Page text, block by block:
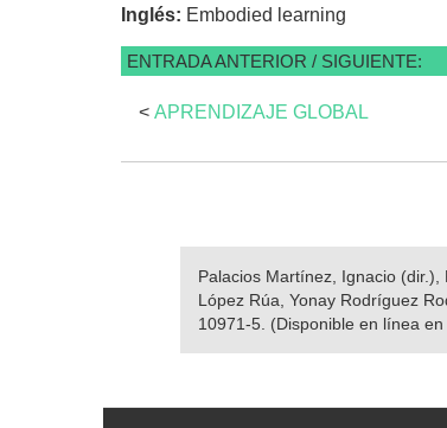
Inglés: Embodied learning
ENTRADA ANTERIOR / SIGUIENTE:
< APRENDIZAJE GLOBAL
Palacios Martínez, Ignacio
López Rúa, Yonay Rodríguez
10971-5. (Disponible en línea